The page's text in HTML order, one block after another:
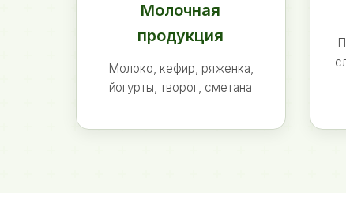
Молочная
продукция
Молоко, кефир, ряженка,
йогурты, творог, сметана